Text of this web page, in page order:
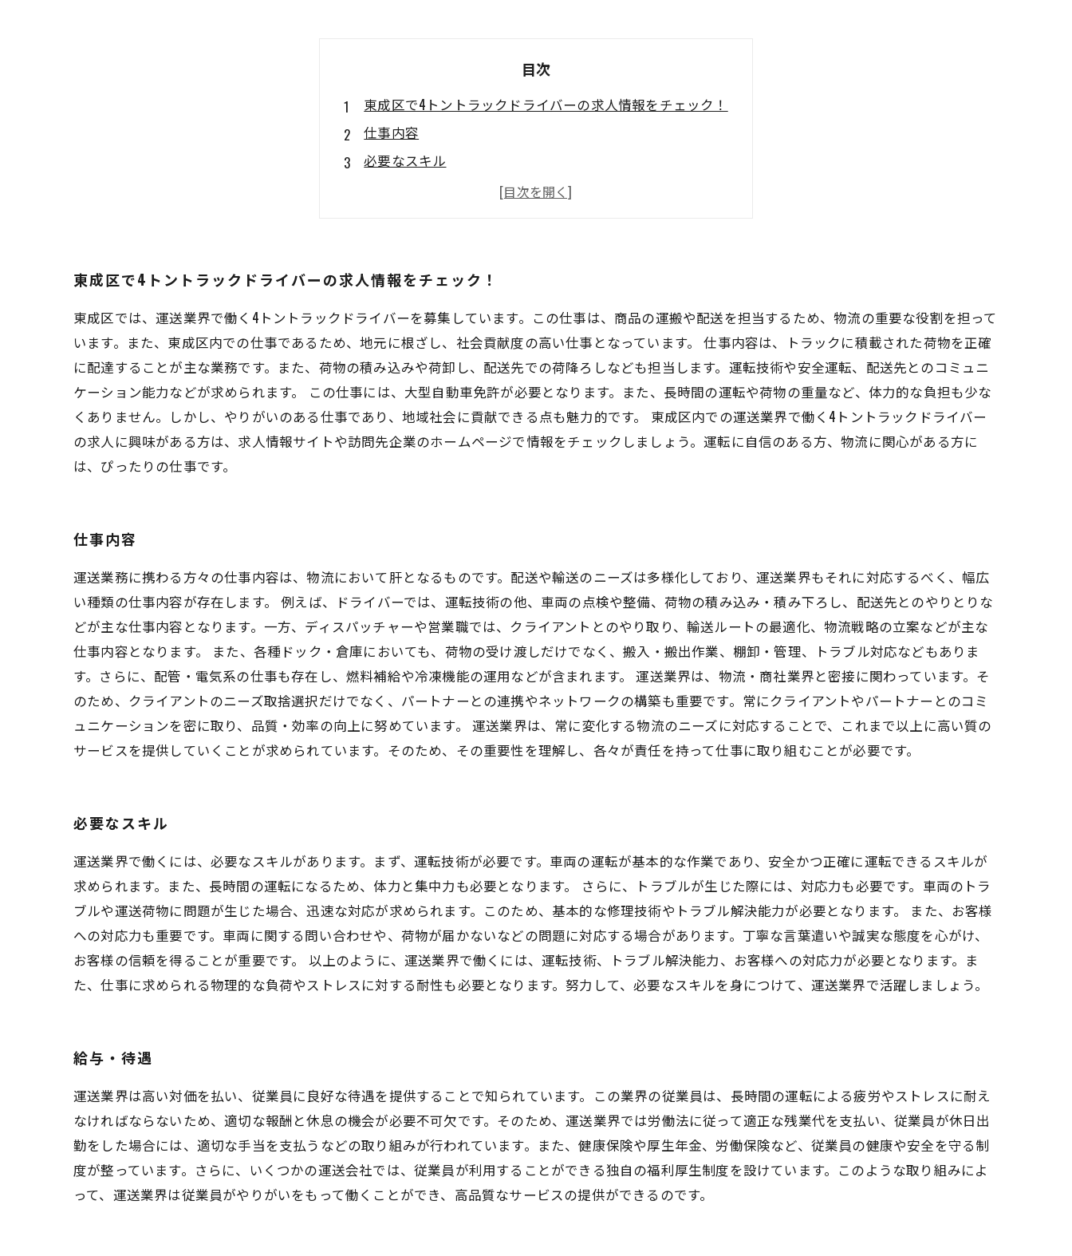
目次
東成区で4トントラックドライバーの求人情報をチェック！
仕事内容
必要なスキル
東成区で4トントラックドライバーの求人情報をチェック！
東成区では、運送業界で働く4トントラックドライバーを募集しています。この仕事は、商品の運搬や配送を担当するため、物流の重要な役割を担って
います。また、東成区内での仕事であるため、地元に根ざし、社会貢献度の高い仕事となっています。 仕事内容は、トラックに積載された荷物を正確
に配達することが主な業務です。また、荷物の積み込みや荷卸し、配送先での荷降ろしなども担当します。運転技術や安全運転、配送先とのコミュニ
ケーション能力などが求められます。 この仕事には、大型自動車免許が必要となります。また、長時間の運転や荷物の重量など、体力的な負担も少な
くありません。しかし、やりがいのある仕事であり、地域社会に貢献できる点も魅力的です。 東成区内での運送業界で働く4トントラックドライバー
の求人に興味がある方は、求人情報サイトや訪問先企業のホームページで情報をチェックしましょう。運転に自信のある方、物流に関心がある方に
は、ぴったりの仕事です。
仕事内容
運送業務に携わる方々の仕事内容は、物流において肝となるものです。配送や輸送のニーズは多様化しており、運送業界もそれに対応するべく、幅広
い種類の仕事内容が存在します。 例えば、ドライバーでは、運転技術の他、車両の点検や整備、荷物の積み込み・積み下ろし、配送先とのやりとりな
どが主な仕事内容となります。一方、ディスパッチャーや営業職では、クライアントとのやり取り、輸送ルートの最適化、物流戦略の立案などが主な
仕事内容となります。 また、各種ドック・倉庫においても、荷物の受け渡しだけでなく、搬入・搬出作業、棚卸・管理、トラブル対応などもありま
す。さらに、配管・電気系の仕事も存在し、燃料補給や冷凍機能の運用などが含まれます。 運送業界は、物流・商社業界と密接に関わっています。そ
のため、クライアントのニーズ取捨選択だけでなく、パートナーとの連携やネットワークの構築も重要です。常にクライアントやパートナーとのコミ
ュニケーションを密に取り、品質・効率の向上に努めています。 運送業界は、常に変化する物流のニーズに対応することで、これまで以上に高い質の
サービスを提供していくことが求められています。そのため、その重要性を理解し、各々が責任を持って仕事に取り組むことが必要です。
必要なスキル
運送業界で働くには、必要なスキルがあります。まず、運転技術が必要です。車両の運転が基本的な作業であり、安全かつ正確に運転できるスキルが
求められます。また、長時間の運転になるため、体力と集中力も必要となります。 さらに、トラブルが生じた際には、対応力も必要です。車両のトラ
ブルや運送荷物に問題が生じた場合、迅速な対応が求められます。このため、基本的な修理技術やトラブル解決能力が必要となります。 また、お客様
への対応力も重要です。車両に関する問い合わせや、荷物が届かないなどの問題に対応する場合があります。丁寧な言葉遣いや誠実な態度を心がけ、
お客様の信頼を得ることが重要です。 以上のように、運送業界で働くには、運転技術、トラブル解決能力、お客様への対応力が必要となります。ま
た、仕事に求められる物理的な負荷やストレスに対する耐性も必要となります。努力して、必要なスキルを身につけて、運送業界で活躍しましょう。
給与・待遇
運送業界は高い対価を払い、従業員に良好な待遇を提供することで知られています。この業界の従業員は、長時間の運転による疲労やストレスに耐え
なければならないため、適切な報酬と休息の機会が必要不可欠です。そのため、運送業界では労働法に従って適正な残業代を支払い、従業員が休日出
勤をした場合には、適切な手当を支払うなどの取り組みが行われています。また、健康保険や厚生年金、労働保険など、従業員の健康や安全を守る制
度が整っています。さらに、いくつかの運送会社では、従業員が利用することができる独自の福利厚生制度を設けています。このような取り組みによ
って、運送業界は従業員がやりがいをもって働くことができ、高品質なサービスの提供ができるのです。